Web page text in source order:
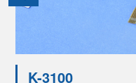
K-3100